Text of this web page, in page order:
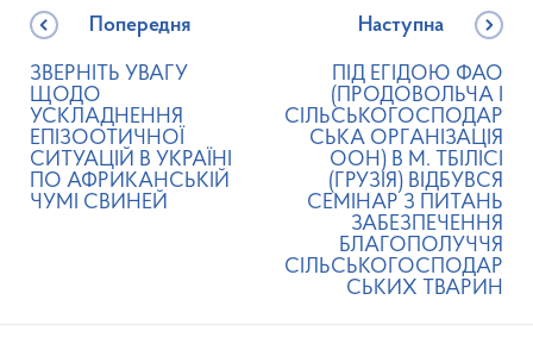
Попередня
ЗВЕРНІТЬ УВАГУ
ЩОДО
УСКЛАДНЕННЯ
ЕПІЗООТИЧНОЇ
СИТУАЦІЙ В УКРАЇНІ
ПО АФРИКАНСЬКІЙ
ЧУМІ СВИНЕЙ
Наступна
ПІД ЕГІДОЮ ФАО
(ПРОДОВОЛЬЧА І
СІЛЬСЬКОГОСПОДАР
СЬКА ОРГАНІЗАЦІЯ
ООН) В М. ТБІЛІСІ
(ГРУЗІЯ) ВІДБУВСЯ
СЕМІНАР З ПИТАНЬ
ЗАБЕЗПЕЧЕННЯ
БЛАГОПОЛУЧЧЯ
СІЛЬСЬКОГОСПОДАР
СЬКИХ ТВАРИН